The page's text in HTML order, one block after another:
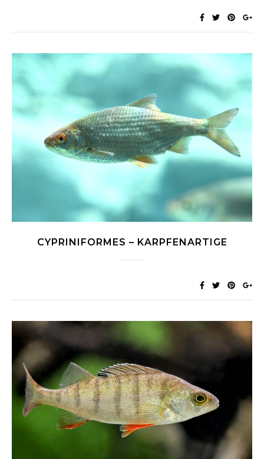
CYPRINIFORMES – KARPFENARTIGE